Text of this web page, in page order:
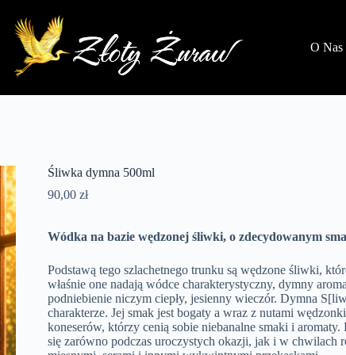
O Nas
Śliwka dymna 500ml
90,00 zł
Wódka na bazie wędzonej śliwki, o zdecydowanym
Podstawą tego szlachetnego trunku są wędzone śliwki,
właśnie one nadają wódce charakterystyczny, dymny
podniebienie niczym ciepły, jesienny wieczór. Dymna
charakterze. Jej smak jest bogaty a wraz z nutami
koneserów, którzy cenią sobie niebanalne smaki i
się zarówno podczas uroczystych okazji, jak i w chwilach